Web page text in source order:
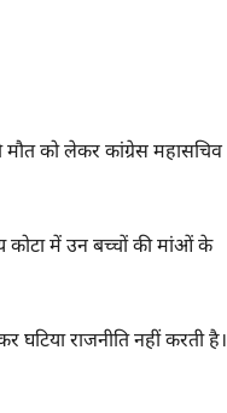
मौत को लेकर कांग्रेस महासचिव
कोटा में उन बच्चों की मांओं के
घटिया राजनीति नहीं करती है।